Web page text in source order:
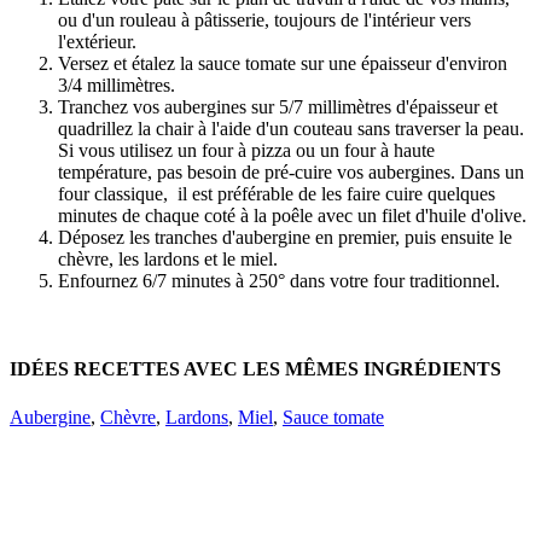
ou d'un rouleau à pâtisserie, toujours de l'intérieur vers
l'extérieur.
Versez et étalez la sauce tomate sur une épaisseur d'environ
3/4 millimètres.
Tranchez vos aubergines sur 5/7 millimètres d'épaisseur et
quadrillez la chair à l'aide d'un couteau sans traverser la peau.
Si vous utilisez un four à pizza ou un four à haute
température, pas besoin de pré-cuire vos aubergines. Dans un
four classique, il est préférable de les faire cuire quelques
minutes de chaque coté à la poêle avec un filet d'huile d'olive.
Déposez les tranches d'aubergine en premier, puis ensuite le
chèvre, les lardons et le miel.
Enfournez 6/7 minutes à 250° dans votre four traditionnel.
IDÉES RECETTES AVEC LES MÊMES INGRÉDIENTS
Aubergine, Chèvre, Lardons, Miel, Sauce tomate